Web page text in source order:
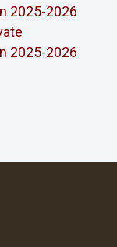
2025-2026
2025-2026